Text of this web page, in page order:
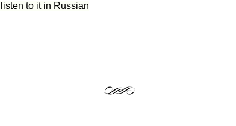
to it in Russian